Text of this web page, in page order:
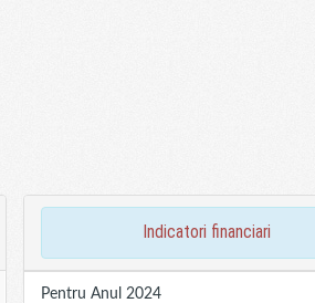
indicatori financiari
Pentru Anul 2024